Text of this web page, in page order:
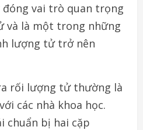
đóng vai trò quan trọng
và là một trong những
lượng tử trở nên
rối lượng tử thường là
các nhà khoa học.
chuẩn bị hai cặp